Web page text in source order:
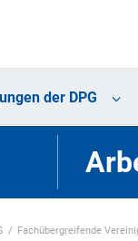
der DPG
Fachübergreifende